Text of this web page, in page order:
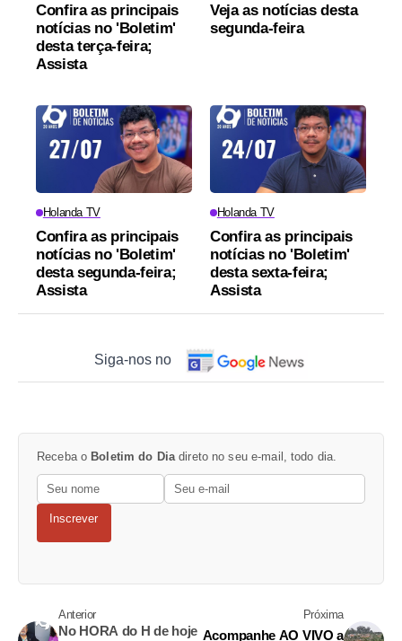
Confira as principais
notícias no 'Boletim'
desta terça-feira;
Assista
Veja as notícias desta
segunda-feira
Holanda TV
Confira as principais
notícias no 'Boletim'
desta segunda-feira;
Assista
Holanda TV
Confira as principais
notícias no 'Boletim'
desta sexta-feira;
Assista
Siga-nos no
Receba o Boletim do Dia direto no seu e-mail, todo dia.
Inscrever
Anterior
No HORA do H de hoje
Próxima
Acompanhe AO VIVO a